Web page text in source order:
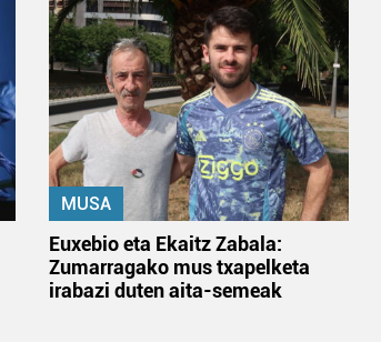
MUSA
Euxebio eta Ekaitz Zabala:
Zumarragako mus txapelketa
irabazi duten aita-semeak